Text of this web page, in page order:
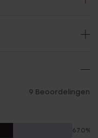
9 Beoordelingen
67.0%